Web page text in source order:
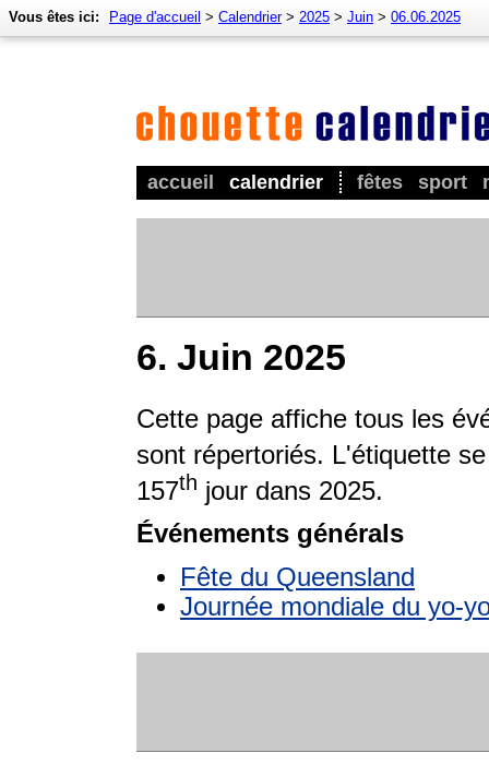
accueil calendrier fêtes sport
Vous êtes ici: Page d'accueil > Calendrier> 2025 > Juin > 06.06.2025
6. Juin 2025
Cette page affiche tous les
sont répertoriés. L'étiquette
157th jour dans 2025.
Événements générals
Fête du Queensland
Journée mondiale du yo-